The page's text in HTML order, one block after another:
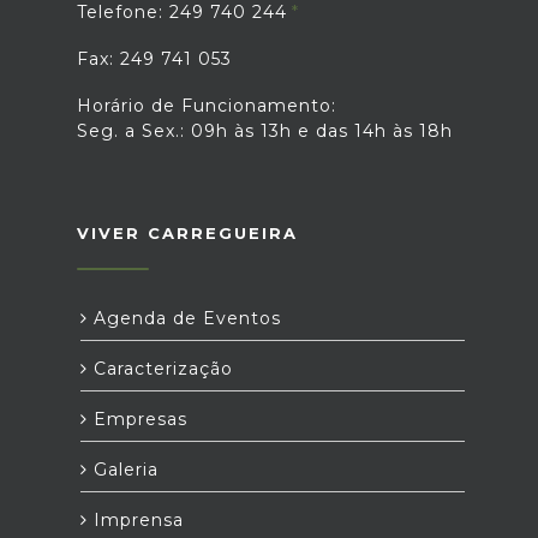
Telefone: 249 740 244
Fax: 249 741 053
Horário de Funcionamento:
Seg. a Sex.: 09h às 13h e das 14h às 18h
VIVER CARREGUEIRA
Agenda de Eventos
Caracterização
Empresas
Galeria
Imprensa